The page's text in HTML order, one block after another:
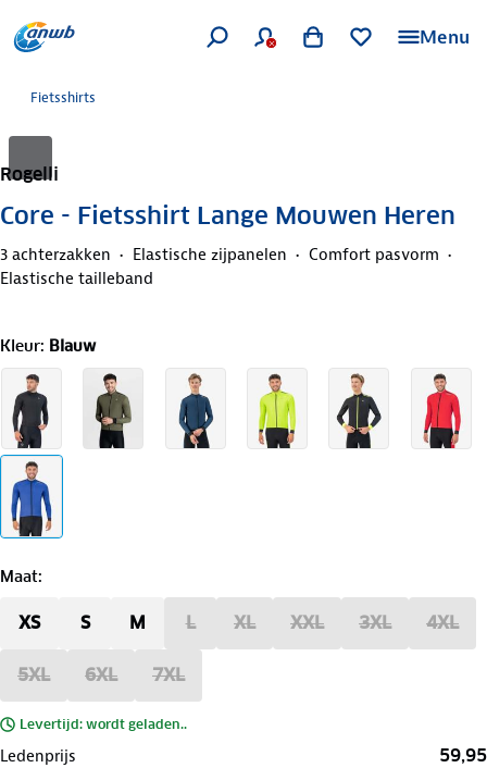
Menu
Fietsshirts
Rogelli
Core - Fietsshirt Lange Mouwen Heren
3 achterzakken Elastische zijpanelen
Comfort pasvorm
Elastische tailleband
Kleur: Blauw
Maat:
XS S M L XL XXL 3XL 4XL
5XL 6XL 7XL
Levertijd: wordt geladen..
Ledenprijs 59,95